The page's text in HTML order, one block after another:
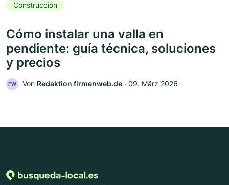
Construcción
Cómo instalar una valla en
pendiente: guía técnica, soluciones
y precios
FW Von Redaktion firmenweb.de ‧ 09. März 2026